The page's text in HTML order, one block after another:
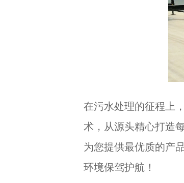
在污水处理的征程上
术，从源头精心打造
为您提供最优质的产
环境保驾护航！